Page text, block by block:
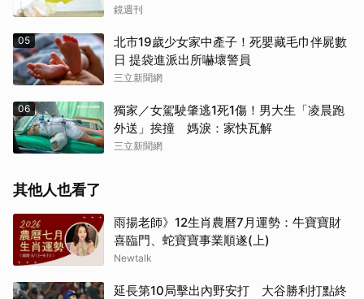
鏡週刊
05
北市19歲少女家中產子！死嬰藏毛巾伴屍數
日 提袋進派出所嚇壞警員
三立新聞網
06
獨家／女駕駛肇逃1死1傷！男大生「凌晨跑
外送」挨撞 媽淚：家快瓦解
三立新聞網
其他人也看了
雨揚老師》12生肖農曆7月運勢：牛寶寶財
喜臨門、蛇寶寶事業順遂(上)
Newtalk
延長第10局擊出內野安打 大谷勝利打點終